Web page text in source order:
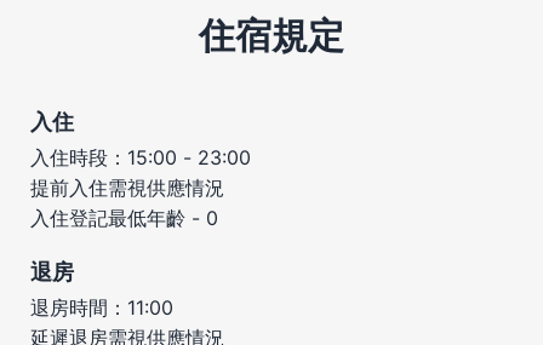
住宿規定
入住
入住時段：15:00 - 23:00
提前入住需視供應情況
入住登記最低年齡 - 0
退房
退房時間：11:00
延遲退房需視供應情況